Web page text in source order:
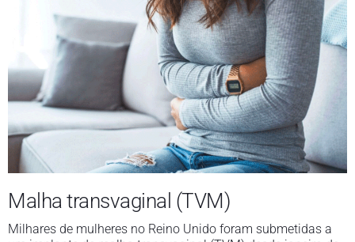
Malha transvaginal (TVM)
Milhares de mulheres no Reino Unido foram submetidas a